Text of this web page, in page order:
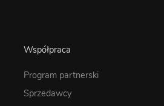
Współpraca
Program partnerski
Sprzedawcy